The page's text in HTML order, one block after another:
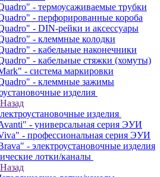
- термоусаживаемые трубки
- перфорированные короба
- DIN-рейки и аксессуары
- клеммные колодки
- кабельные наконечники
- кабельные стяжки (хомуты)
- система маркировки
- клеммные зажимы
изделия
Назад
изделия
- универсальная серия ЭУИ
- профессиональная серия ЭУИ
- электроустановочные изделия
лотки/каналы
Назад